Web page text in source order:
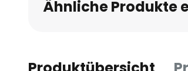
Ähnliche Produkte